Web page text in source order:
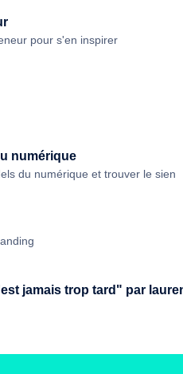
pour s'en inspirer
numérique
du numérique et trouver le sien
jamais trop tard" par